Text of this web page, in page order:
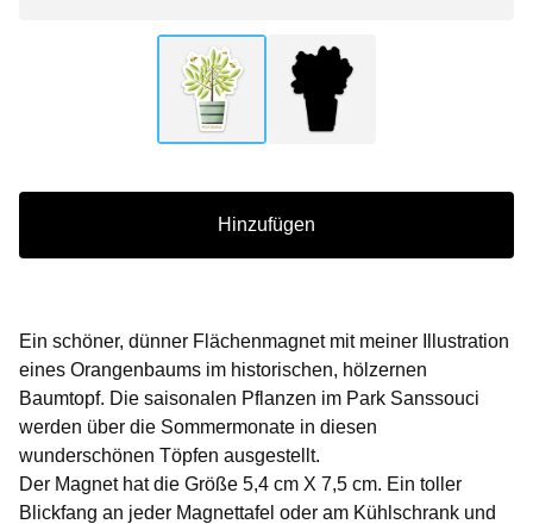
Hinzufügen
Ein schöner, dünner Flächenmagnet mit meiner Illustration
eines Orangenbaums im historischen, hölzernen
Baumtopf. Die saisonalen Pflanzen im Park Sanssouci
werden über die Sommermonate in diesen
wunderschönen Töpfen ausgestellt.
Der Magnet hat die Größe 5,4 cm X 7,5 cm. Ein toller
Blickfang an jeder Magnettafel oder am Kühlschrank und